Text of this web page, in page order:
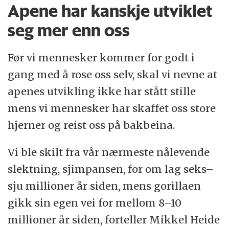
Apene har kanskje utviklet
seg mer enn oss
Før vi mennesker kommer for godt i
gang med å rose oss selv, skal vi nevne at
apenes utvikling ikke har stått stille
mens vi mennesker har skaffet oss store
hjerner og reist oss på bakbeina.
Vi ble skilt fra vår nærmeste nålevende
slektning, sjimpansen, for om lag seks–
sju millioner år siden, mens gorillaen
gikk sin egen vei for mellom 8–10
millioner år siden, forteller Mikkel Heide